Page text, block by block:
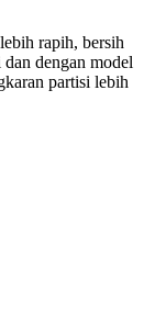
rapih, bersih
dengan model
partisi lebih